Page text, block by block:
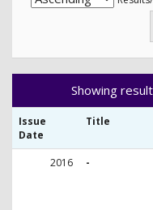
Showing
Issue
Date
Title
2016 -